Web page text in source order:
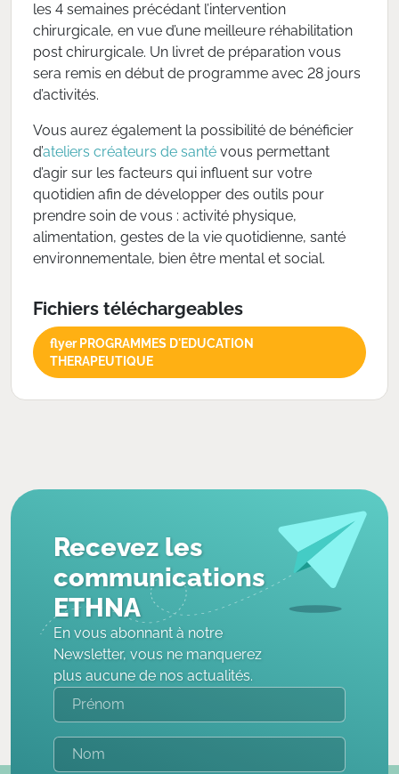
les 4 semaines précédant l’intervention
chirurgicale, en vue d’une meilleure réhabilitation
post chirurgicale. Un livret de préparation vous
sera remis en début de programme avec 28 jours
d’activités.
Vous aurez également la possibilité de bénéficier
d’ateliers créateurs de santé vous permettant
d’agir sur les facteurs qui influent sur votre
quotidien afin de développer des outils pour
prendre soin de vous : activité physique,
alimentation, gestes de la vie quotidienne, santé
environnementale, bien être mental et social.
Fichiers téléchargeables
flyer PROGRAMMES D'EDUCATION
THERAPEUTIQUE
Recevez les
communications
ETHNA
En vous abonnant à notre
Newsletter, vous ne manquerez
plus aucune de nos actualités.